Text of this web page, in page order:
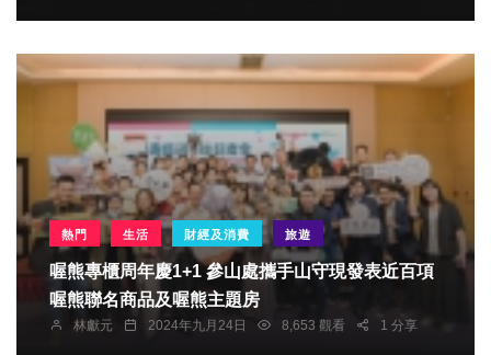
熱門 生活 財經及消費 旅遊
喔熊專櫃周年慶1+1 參山處攜手山守現發表近百項
喔熊聯名商品及喔熊主題房
林獻元 2024年九月24日 8,653 觀看 1 分享